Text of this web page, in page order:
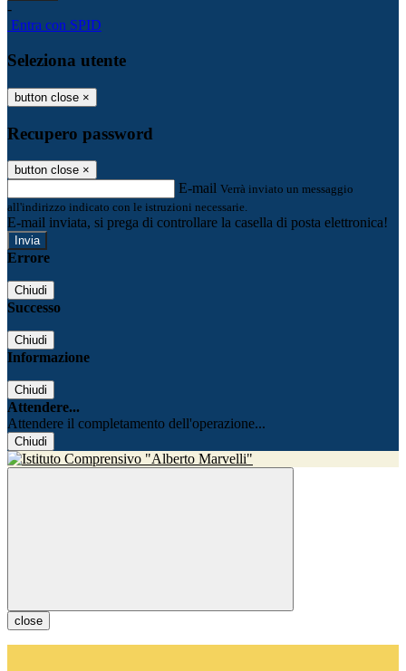
-
Entra con SPID
Seleziona utente
button close ×
Recupero password
button close ×
E-mail Verrà inviato un messaggio
all'indirizzo indicato con le istruzioni necessarie.
E-mail inviata, si prega di controllare la casella di posta elettronica!
Errore
Chiudi
Successo
Chiudi
Informazione
Chiudi
Attendere...
Attendere il completamento dell'operazione...
Chiudi
close